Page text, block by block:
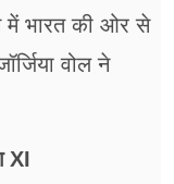
में भारत की ओर से
वोल ने
XI